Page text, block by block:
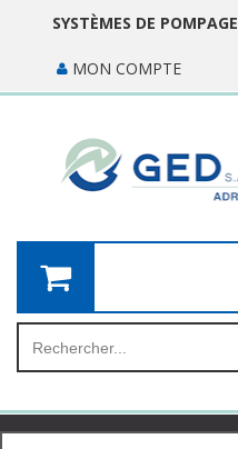
SYSTÈMES DE POMPAGE
MON COMPTE